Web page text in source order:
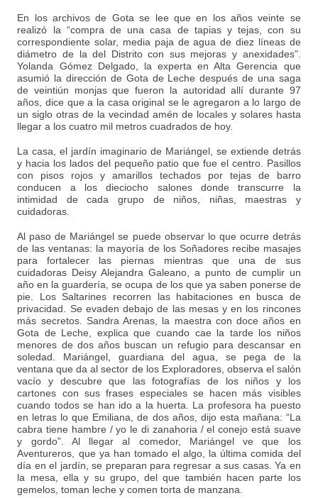
En los archivos de Gota se lee que en los años veinte se
realizó la “compra de una casa de tapias y tejas, con su
correspondiente solar, media paja de agua de diez líneas de
diámetro de la del Distrito con sus mejoras y anexidades”.
Yolanda Gómez Delgado, la experta en Alta Gerencia que
asumió la dirección de Gota de Leche después de una saga
de veintiún monjas que fueron la autoridad allí durante 97
años, dice que a la casa original se le agregaron a lo largo de
un siglo otras de la vecindad amén de locales y solares hasta
llegar a los cuatro mil metros cuadrados de hoy.
La casa, el jardín imaginario de Mariángel, se extiende detrás
y hacia los lados del pequeño patio que fue el centro. Pasillos
con pisos rojos y amarillos techados por tejas de barro
conducen a los dieciocho salones donde transcurre la
intimidad de cada grupo de niños, niñas, maestras y
cuidadoras.
Al paso de Mariángel se puede observar lo que ocurre detrás
de las ventanas: la mayoría de los Soñadores recibe masajes
para fortalecer las piernas mientras que una de sus
cuidadoras Deisy Alejandra Galeano, a punto de cumplir un
año en la guardería, se ocupa de los que ya saben ponerse de
pie. Los Saltarines recorren las habitaciones en busca de
privacidad. Se evaden debajo de las mesas y en los rincones
más secretos. Sandra Arenas, la maestra con doce años en
Gota de Leche, explica que cuando cae la tarde los niños
menores de dos años buscan un refugio para descansar en
soledad. Mariángel, guardiana del agua, se pega de la
ventana que da al sector de los Exploradores, observa el salón
vacío y descubre que las fotografías de los niños y los
cartones con sus frases especiales se hacen más visibles
cuando todos se han ido a la huerta. La profesora ha puesto
en letras lo que Emiliana, de dos años, dijo esta mañana: “La
cabra tiene hambre / yo le di zanahoria / el conejo está suave
y gordo”. Al llegar al comedor, Mariángel ve que los
Aventureros, que ya han tomado el algo, la última comida del
día en el jardín, se preparan para regresar a sus casas. Ya en
la mesa, ella y su grupo, del que también hacen parte los
gemelos, toman leche y comen torta de manzana.